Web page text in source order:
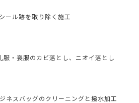
ール跡を取り除く施工
服・喪服のカビ落とし、ニオイ落とし
ネスバッグのクリーニングと撥水加工